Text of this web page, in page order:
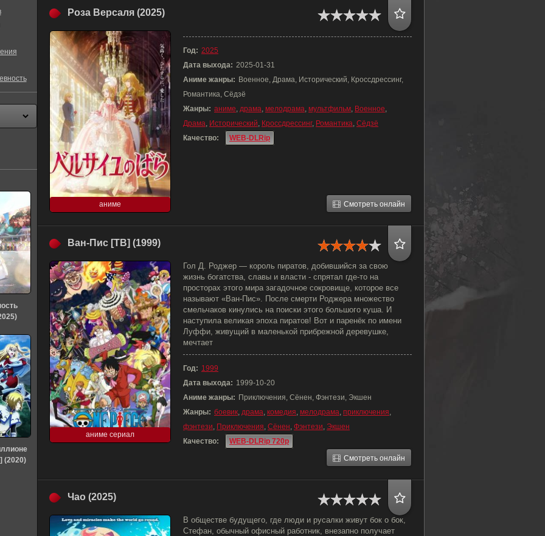
Роза Версаля (2025)
аниме
Год: 2025
Дата выхода: 2025-01-31
Аниме жанры: Военное, Драма, Исторический, Кроссдрессинг,
Романтика, Сёдзё
Жанры: аниме, драма, мелодрама, мультфильм, Военное,
Драма, Исторический, Кроссдрессинг, Романтика, Сёдзё
Качество:
WEB-DLRip
Смотреть онлайн
Ван-Пис [ТВ] (1999)
аниме сериал
Гол Д. Роджер — король пиратов, добившийся за свою
жизнь богатства, славы и власти - спрятал где-то на
просторах этого мира загадочное сокровище, которое все
называют «Ван-Пис». После смерти Роджера множество
смельчаков кинулись на поиски этого большого куша. И
наступила великая эпоха пиратов! Вот и паренёк по имени
Луффи, живущий в маленькой прибрежной деревушке,
мечтает
Год: 1999
Дата выхода: 1999-10-20
Аниме жанры: Приключения, Сёнен, Фэнтези, Экшен
Жанры: боевик, драма, комедия, мелодрама, приключения,
фэнтези, Приключения, Сёнен, Фэнтези, Экшен
Качество:
WEB-DLRip 720p
Смотреть онлайн
Чао (2025)
В обществе будущего, где люди и русалки живут бок о бок,
Стефан, обычный офисный работник, внезапно получает
(2020)